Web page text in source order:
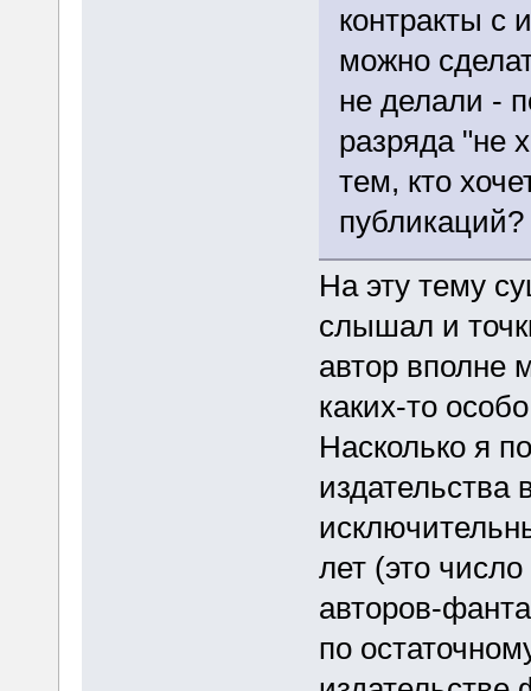
контракты с
можно
не делали -
разряда "не
тем, кто
публикаций?
На эту тему
слышал и
автор вполне
каких-то
Насколько я
издательства
лет (это
авторов-
по